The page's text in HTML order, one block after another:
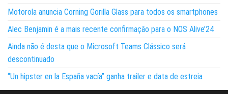
Motorola anuncia Corning Gorilla Glass para todos os smartphones
Alec Benjamin é a mais recente confirmação para o NOS Alive’24
Ainda não é desta que o Microsoft Teams Clássico será
descontinuado
“Un hipster en la España vacía” ganha trailer e data de estreia